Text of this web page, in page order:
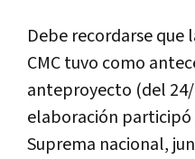
Debe recordarse que
CMC tuvo como
anteproyecto (del
elaboración
Suprema nacional,